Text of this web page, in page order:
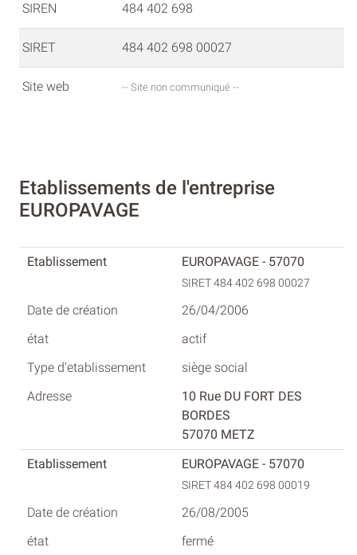
SIREN 484 402 698
SIRET 484 402 698 00027
Site web -- Site non communiqué --
Etablissements de l'entreprise
EUROPAVAGE
EUROPAVAGE - 57070
SIRET 484 402 698 00027
26/04/2006
actif
siège social
10 Rue DU FORT DES
BORDES
57070 METZ
EUROPAVAGE - 57070
SIRET 484 402 698 00019
26/08/2005
fermé